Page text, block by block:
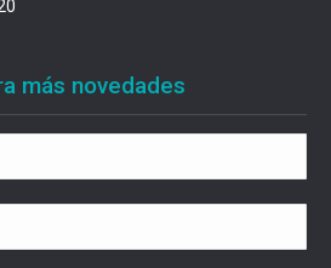
más novedades